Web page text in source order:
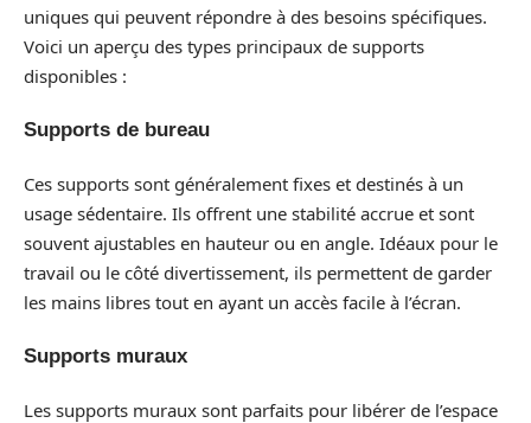
uniques qui peuvent répondre à des besoins spécifiques.
Voici un aperçu des types principaux de supports
disponibles :
Supports de bureau
Ces supports sont généralement fixes et destinés à un
usage sédentaire. Ils offrent une stabilité accrue et sont
souvent ajustables en hauteur ou en angle. Idéaux pour le
travail ou le côté divertissement, ils permettent de garder
les mains libres tout en ayant un accès facile à l’écran.
Supports muraux
Les supports muraux sont parfaits pour libérer de l’espace